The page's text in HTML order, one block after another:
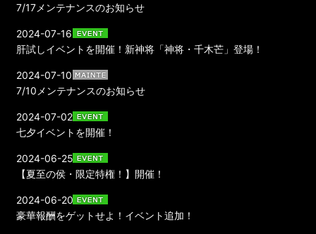
7/17メンテナンスのお知らせ
肝試しイベントを開催！新神将「神将・千木芒」登場！
2024-07-16
7/10メンテナンスのお知らせ
2024-07-10
七夕イベントを開催！
2024-07-02
【夏至の侯・限定特権！】開催！
2024-06-25
豪華報酬をゲットせよ！イベント追加！
2024-06-20